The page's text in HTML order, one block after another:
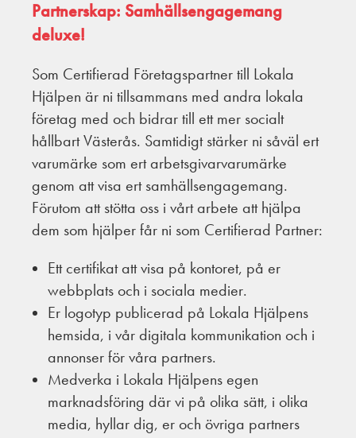
Partnerskap: Samhällsengagemang
deluxe!
Som Certifierad Företagspartner till Lokala
Hjälpen är ni tillsammans med andra lokala
företag med och bidrar till ett mer socialt
hållbart Västerås. Samtidigt stärker ni såväl ert
varumärke som ert arbetsgivarvarumärke
genom att visa ert samhällsengagemang.
Förutom att stötta oss i vårt arbete att hjälpa
dem som hjälper får ni som Certifierad Partner:
Ett certifikat att visa på kontoret, på er
webbplats och i sociala medier.
Er logotyp publicerad på Lokala Hjälpens
hemsida, i vår digitala kommunikation och i
annonser för våra partners.
Medverka i Lokala Hjälpens egen
marknadsföring där vi på olika sätt, i olika
media, hyllar dig, er och övriga partners